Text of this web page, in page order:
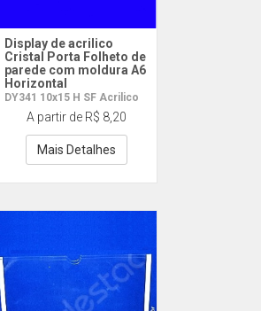
Display de acrilico
Cristal Porta Folheto de
parede com moldura A6
Horizontal
DY341 10x15 H SF Acrilico
A partir de R$ 8,20
Mais Detalhes